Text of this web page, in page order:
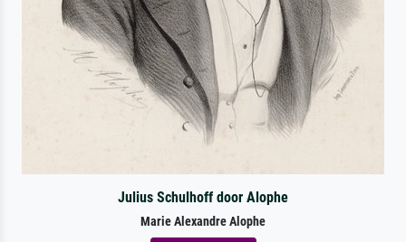
Julius Schulhoff door Alophe
Marie Alexandre Alophe